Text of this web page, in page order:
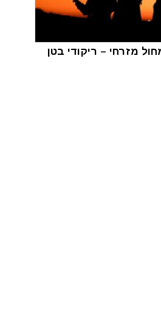
מזרחי – ריקודי בטן